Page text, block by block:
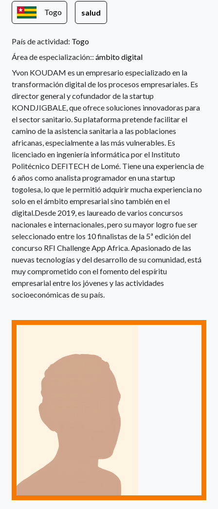
Togo salud
País de actividad: Togo
Área de especialización:: ámbito digital
Yvon KOUDAM es un empresario especializado en la
transformación digital de los procesos empresariales. Es
director general y cofundador de la startup
KONDJIGBALE, que ofrece soluciones innovadoras para
el sector sanitario. Su plataforma pretende facilitar el
camino de la asistencia sanitaria a las poblaciones
africanas, especialmente a las más vulnerables. Es
licenciado en ingeniería informática por el Instituto
Politécnico DEFITECH de Lomé. Tiene una experiencia de
6 años como analista programador en una startup
togolesa, lo que le permitió adquirir mucha experiencia no
solo en el ámbito empresarial sino también en el
digital.Desde 2019, es laureado de varios concursos
nacionales e internacionales, pero su mayor logro fue ser
seleccionado entre los 10 finalistas de la 5ª edición del
concurso RFI Challenge App Africa. Apasionado de las
nuevas tecnologías y del desarrollo de su comunidad, está
muy comprometido con el fomento del espíritu
empresarial entre los jóvenes y las actividades
socioeconómicas de su país.